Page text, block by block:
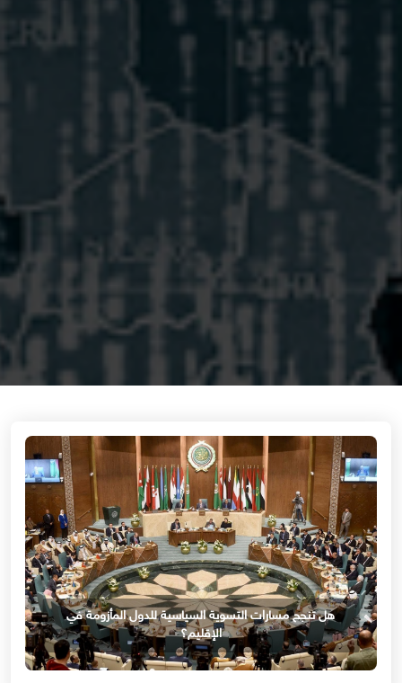
هل تنجح مسارات التسوية السياسية للدول المأزومة في
الإقليم؟